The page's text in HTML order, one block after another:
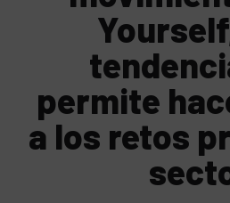
permite
a los retos